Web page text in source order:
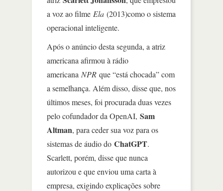
a voz ao filme Ela (2013)como o sistema
operacional inteligente.
Após o anúncio desta segunda, a atriz
americana afirmou à rádio
americana NPR que “está chocada” com
a semelhança. Além disso, disse que, nos
últimos meses, foi procurada duas vezes
pelo cofundador da OpenAI, Sam
Altman, para ceder sua voz para os
sistemas de áudio do ChatGPT.
Scarlett, porém, disse que nunca
autorizou e que enviou uma carta à
empresa, exigindo explicações sobre